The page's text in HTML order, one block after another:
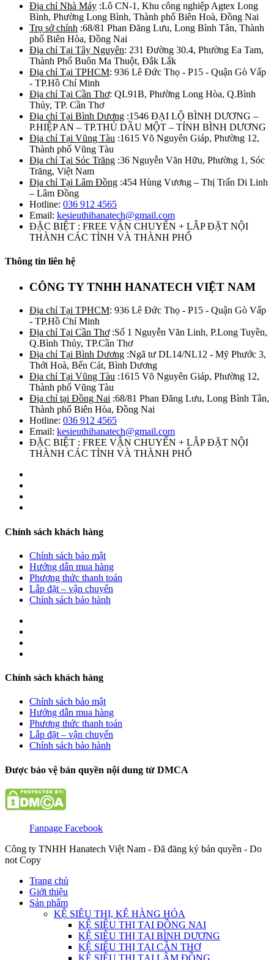
Địa chỉ Nhà Máy :Lô CN-1, Khu công nghiệp Agtex Long
Bình, Phường Long Bình, Thành phố Biên Hoà, Đồng Nai
Trụ sở chính :68/81 Phan Đăng Lưu, Long Bình Tân, Thành
phố Biên Hòa, Đồng Nai
Địa chỉ Tại Tây Nguyên: 231 Đường 30.4, Phường Ea Tam,
Thành Phố Buôn Ma Thuột, Đắk Lắk
Địa chỉ Tại TPHCM: 936 Lê Đức Thọ - P15 - Quận Gò Vấp
- TP.Hồ Chí Minh
Địa chỉ Tại Cần Thơ: QL91B, Phường Long Hòa, Q.Bình
Thủy, TP. Cần Thơ
Địa chỉ Tại Bình Dương :1546 ĐẠI LỘ BÌNH DƯƠNG –
P.HIỆP AN – TP.THỦ DẦU MỘT – TỈNH BÌNH DƯƠNG
Địa chỉ Tại Vũng Tàu :1615 Võ Nguyên Giáp, Phường 12,
Thành phố Vũng Tàu
Địa chỉ Tại Sóc Trăng :36 Nguyễn Văn Hữu, Phường 1, Sóc
Trăng, Việt Nam
Địa chỉ Tại Lâm Đồng :454 Hùng Vương – Thị Trấn Di Linh
– Lâm Đồng
Hotline: 036 912 4565
Email: kesieuthihanatech@gmail.com
ĐẶC BIỆT : FREE VẬN CHUYỂN + LẮP ĐẶT NỘI
THÀNH CÁC TỈNH VÀ THÀNH PHỐ
Thông tin liên hệ
CÔNG TY TNHH HANATECH VIỆT NAM
Địa chỉ Tại TPHCM: 936 Lê Đức Thọ - P15 - Quận Gò Vấp
- TP.Hồ Chí Minh
Địa chỉ Tại Cần Thơ:Số 1 Nguyễn Văn Linh, P.Long Tuyền,
Q.Bình Thủy, TP.Cần Thơ
Địa chỉ Tại Bình Dương :Ngã tư DL14/NL12 - Mỹ Phước 3,
Thới Hoà, Bến Cát, Bình Dương
Địa chỉ Tại Vũng Tàu :1615 Võ Nguyên Giáp, Phường 12,
Thành phố Vũng Tàu
Địa chỉ tại Đồng Nai :68/81 Phan Đăng Lưu, Long Bình Tân,
Thành phố Biên Hòa, Đồng Nai
Hotline: 036 912 4565
Email: kesieuthihanatech@gmail.com
ĐẶC BIỆT : FREE VẬN CHUYỂN + LẮP ĐẶT NỘI
THÀNH CÁC TỈNH VÀ THÀNH PHỐ
Chính sách khách hàng
Chính sách bảo mật
Hướng dẫn mua hàng
Phương thức thanh toán
Lắp đặt – vận chuyển
Chính sách bảo hành
Chính sách khách hàng
Chính sách bảo mật
Hướng dẫn mua hàng
Phương thức thanh toán
Lắp đặt – vận chuyển
Chính sách bảo hành
Được bảo vệ bản quyền nội dung từ DMCA
Fanpage Facebook
Công ty TNHH Hanatech Việt Nam - Đã đăng ký bản quyền - Do
not Copy
Trang chủ
Giới thiệu
Sản phẩm
KỆ SIÊU THỊ, KỆ HÀNG HÓA
KỆ SIÊU THỊ TẠI ĐỒNG NAI
KỆ SIÊU THỊ TẠI BÌNH DƯƠNG
KỆ SIÊU THỊ TẠI CẦN THƠ
KỆ SIÊU THỊ TẠI LÂM ĐỒNG